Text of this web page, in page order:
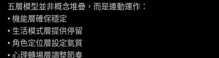
五層模型並非概念堆疊，而是連動運作：
• 機能層確保穩定
• 生活模式層提供停留
• 角色定位層設定氣質
• 心理轉場層調整節奏